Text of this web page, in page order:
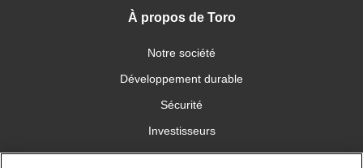
À propos de Toro
Notre société
Développement durable
Sécurité
Investisseurs
Carrières